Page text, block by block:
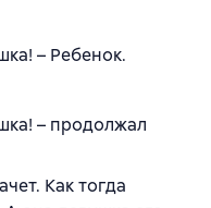
– Ребенок.
– продолжал
Как тогда